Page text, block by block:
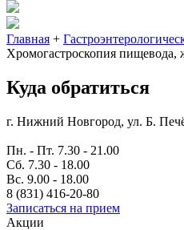
Главная +
Хромогастроскопия пищевода,
Куда обратиться
г. Нижний Новгород, ул. Б.
Пн. - Пт. 7.30 - 21.00
Сб. 7.30 - 18.00
Вс. 9.00 - 18.00
8 (831) 416-20-80
Записаться на прием
Акции